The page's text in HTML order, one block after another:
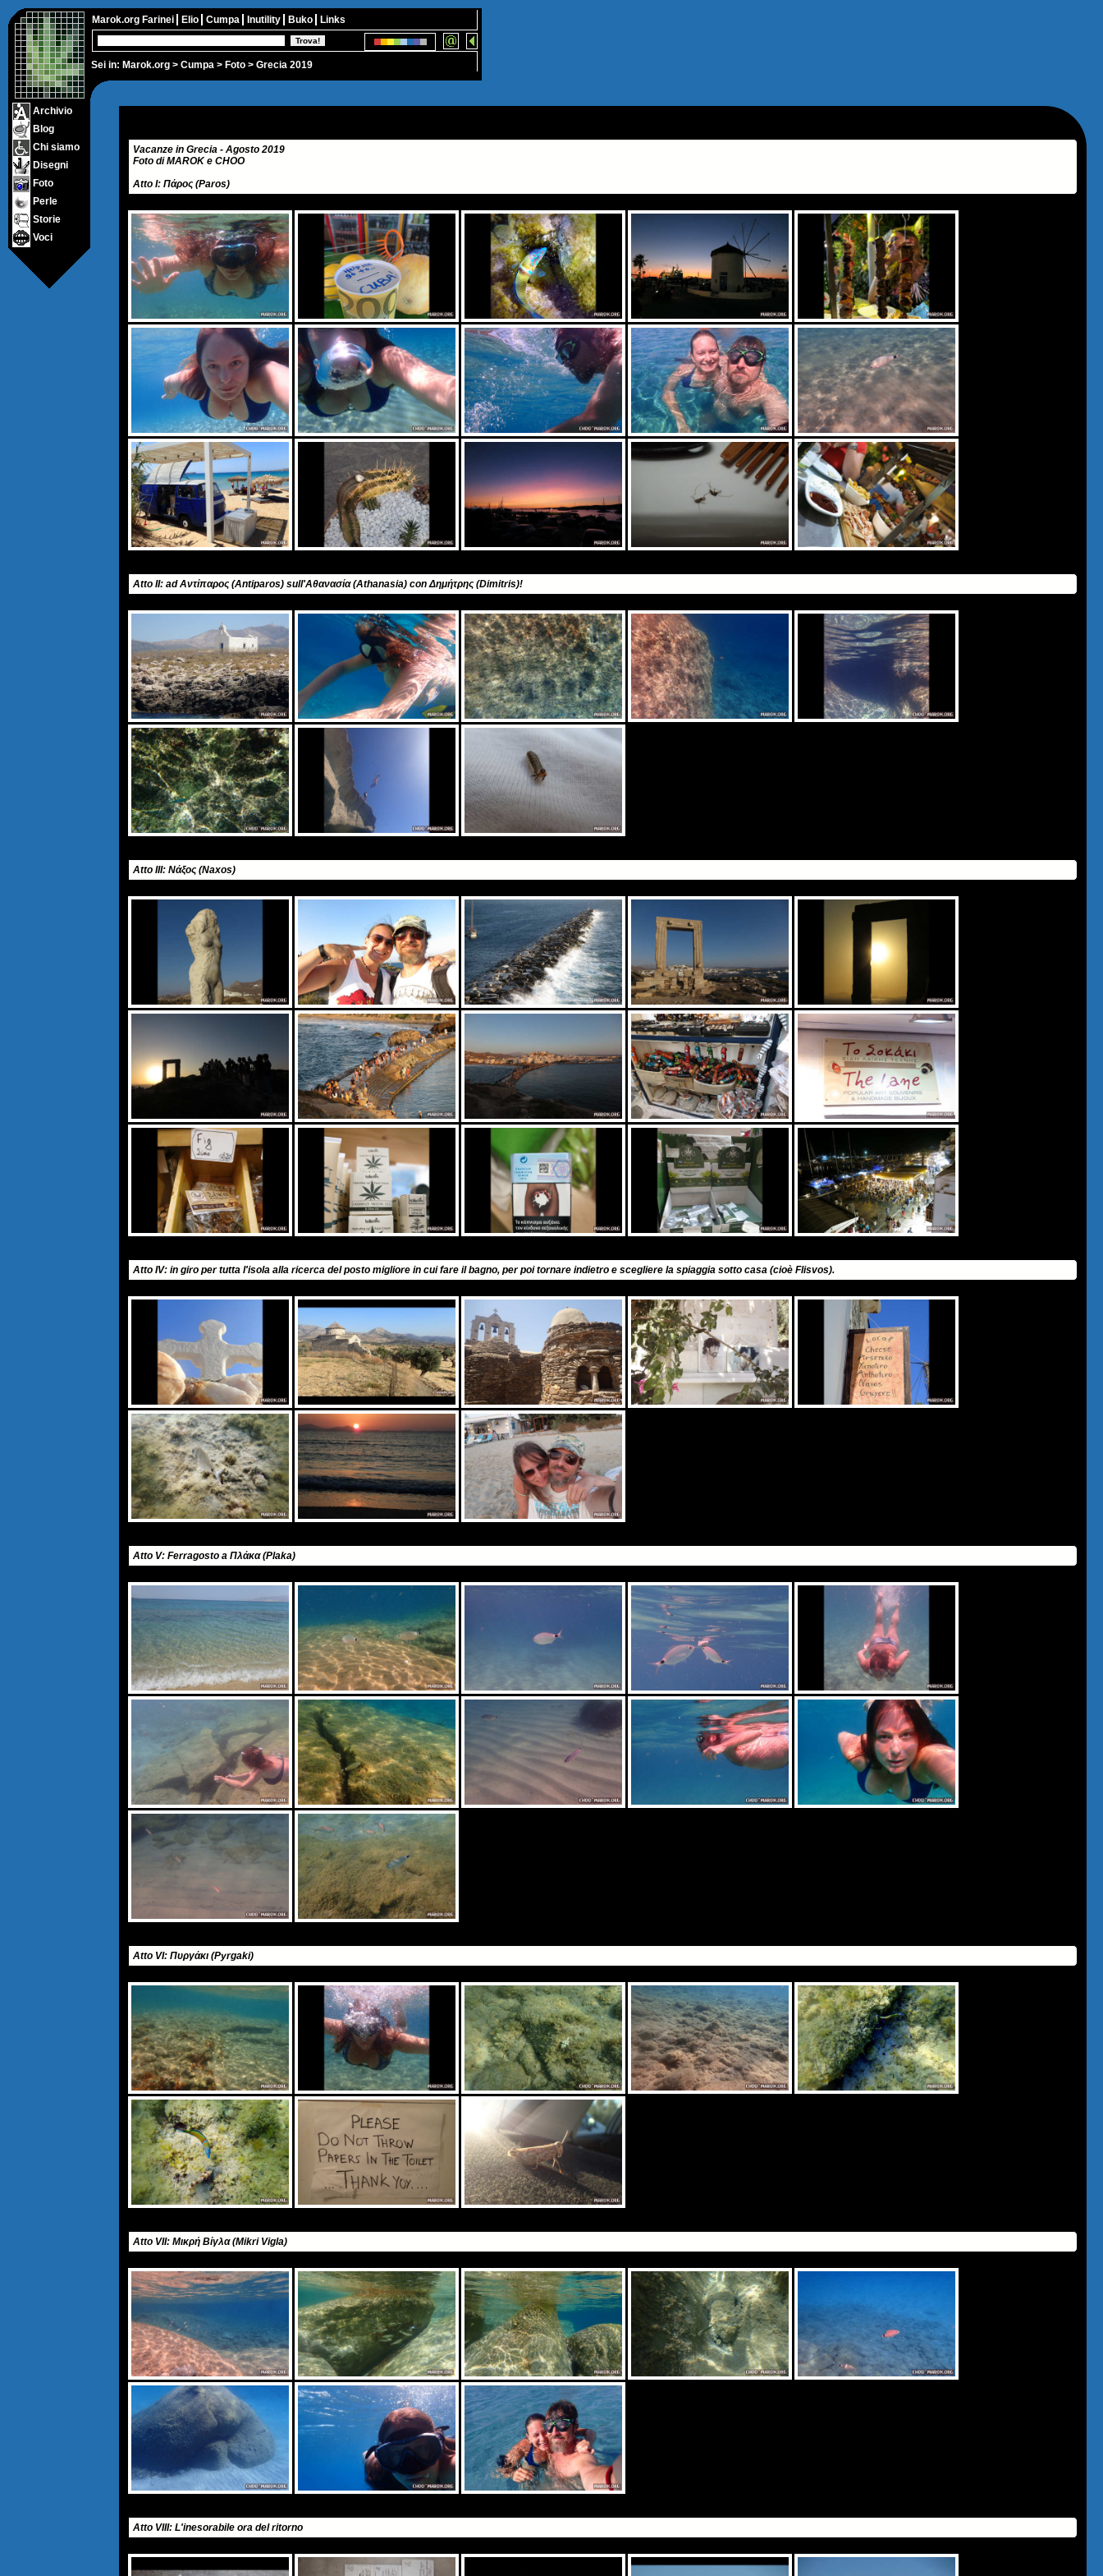
Sei in: Marok.org > Cumpa > Foto > Grecia 2019
Marok.org Farinei Elio Cumpa Inutility Buko Links
Archivio
Blog
Chi siamo
Disegni
Foto
Perle
Storie
Voci
Vacanze in Grecia - Agosto 2019
Foto di MAROK e CHOO
Atto I: Πάρος (Paros)
Atto II: ad Αντίπαρος (Antiparos) sull'Αθανασία (Athanasia) con Δημήτρης (Dimitris)!
Atto III: Νάξος (Naxos)
Atto IV: in giro per tutta l'isola alla ricerca del posto migliore in cui fare il bagno, per poi tornare indietro e scegliere la spiaggia sotto casa (cioè Flisvos).
Atto V: Ferragosto a Πλάκα (Plaka)
Atto VI: Πυργάκι (Pyrgaki)
Atto VII: Μικρή Βίγλα (Mikri Vigla)
Atto VIII: L'inesorabile ora del ritorno